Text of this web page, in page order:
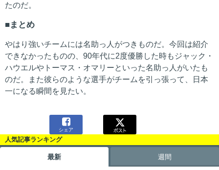
たのだ。
まとめ
やはり強いチームには名助っ人がつきものだ。今回は紹介
できなかったものの、90年代に2度優勝した時もジャック・
ハウエルやトーマス・オマリーといった名助っ人がいたも
のだ。また彼らのような選手がチームを引っ張って、日本
一になる瞬間を見たい。

シェア
人気記事ランキング
最新 週間